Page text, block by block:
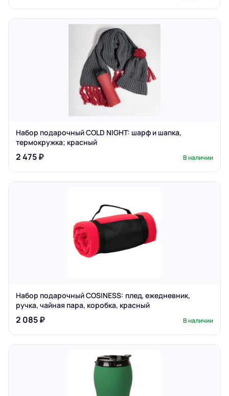
Набор подарочный COLD NIGHT: шарф и шапка,
термокружка; красный
2 475 ₽ В наличии
Набор подарочный COSINESS: плед, ежедневник,
ручка, чайная пара, коробка, красный
2 085 ₽ В наличии